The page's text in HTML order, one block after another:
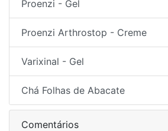
Proenzi - Gel
Proenzi Arthrostop - Creme
Varixinal - Gel
Chá Folhas de Abacate
Comentários